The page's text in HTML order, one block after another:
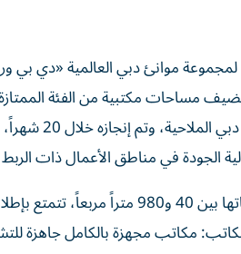
لمجموعة موانئ دبي العالمية «دي بي
وهو برج تجاري فاخر بقيمة 160 مليون درهم، يضيف مساحات مكتبية
الجودة في مناطق الأعمال ذات
ويضم مركز الأعمال الملاحية 125 وحدة مكتبية حصرية فاخرة، تتراوح
مكاتب مجهزة بالكامل جاهزة